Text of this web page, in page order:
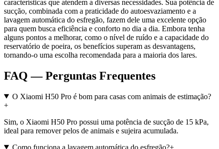
características que atendem a diversas necessidades. Sua potência de
sucção, combinada com a praticidade do autoesvaziamento e a
lavagem automática do esfregão, fazem dele uma excelente opção
para quem busca eficiência e conforto no dia a dia. Embora tenha
alguns pontos a melhorar, como o nível de ruído e a capacidade do
reservatório de poeira, os benefícios superam as desvantagens,
tornando-o uma escolha recomendada para a maioria dos lares.
FAQ — Perguntas Frequentes
O Xiaomi H50 Pro é bom para casas com animais de estimação?
+
Sim, o Xiaomi H50 Pro possui uma potência de sucção de 15 kPa,
ideal para remover pelos de animais e sujeira acumulada.
Como funciona a lavagem automática do esfregão?+